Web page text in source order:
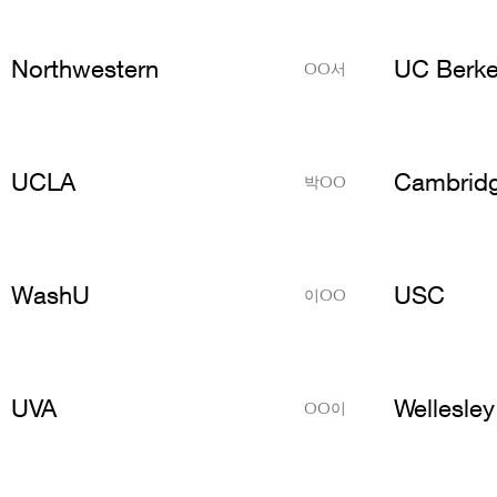
Northwestern
UCLA
WashU
UVA
OO서 UC
박OO
이OO USC
OO이 Wellesley